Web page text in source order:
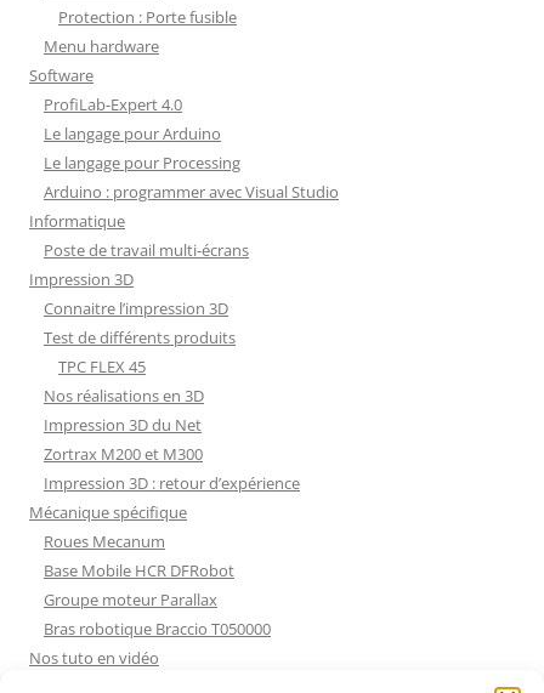
Protection : Porte fusible
Menu hardware
Software
ProfiLab-Expert 4.0
Le langage pour Arduino
Le langage pour Processing
Arduino : programmer avec Visual Studio
Informatique
Poste de travail multi-écrans
Impression 3D
Connaitre l’impression 3D
Test de différents produits
TPC FLEX 45
Nos réalisations en 3D
Impression 3D du Net
Zortrax M200 et M300
Impression 3D : retour d’expérience
Mécanique spécifique
Roues Mecanum
Base Mobile HCR DFRobot
Groupe moteur Parallax
Bras robotique Braccio T050000
Nos tuto en vidéo